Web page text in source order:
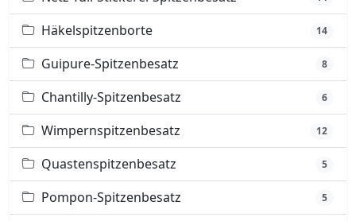
Häkelspitzenborte 14
Guipure-Spitzenbesatz 8
Chantilly-Spitzenbesatz 6
Wimpernspitzenbesatz 12
Quastenspitzenbesatz 5
Pompon-Spitzenbesatz 5